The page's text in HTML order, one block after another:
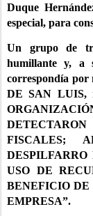
Duque
especial, para
Un grupo de
humillante y, a
correspondía por
DE SAN LUIS,
FISCALES;
USO DE
BENEFICIO DE
EMPRESA”.